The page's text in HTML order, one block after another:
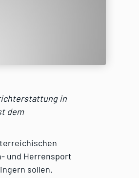
in
dem
und Herrensport
sollen.